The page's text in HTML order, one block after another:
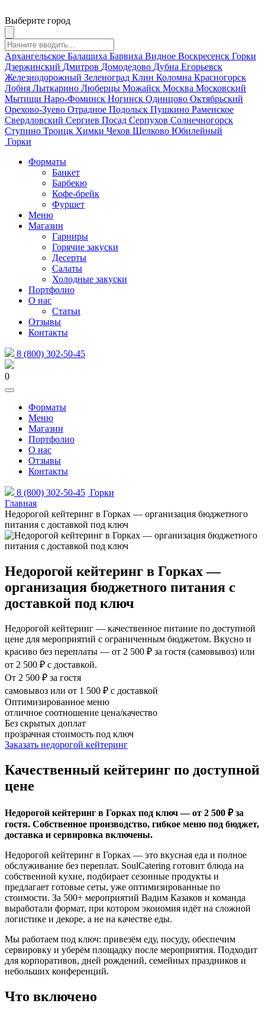
Выберите город
Архангельское Балашиха Барвиха Видное Воскресенск Горки
Дзержинский Дмитров Домодедово Дубна Егорьевск
Железнодорожный Зеленоград Клин Коломна Красногорск
Лобня Лыткарино Люберцы Можайск Москва Московский
Мытищи Наро-Фоминск Ногинск Одинцово Октябрьский
Орехово-Зуево Отрадное Подольск Пушкино Раменское
Свердловский Сергиев Посад Серпухов Солнечногорск
Ступино Троицк Химки Чехов Щелково Юбилейный
Горки
Форматы
Банкет
Барбекю
Кофе-брейк
Фуршет
Меню
Магазин
Гарниры
Горячие закуски
Десерты
Салаты
Холодные закуски
Портфолио
О нас
Статьи
Отзывы
Контакты
8 (800) 302-50-45
0
Форматы
Меню
Магазин
Портфолио
О нас
Отзывы
Контакты
8 (800) 302-50-45 Горки
Главная
Недорогой кейтеринг в Горках — организация бюджетного
питания с доставкой под ключ
Недорогой кейтеринг в Горках —
организация бюджетного питания с
доставкой под ключ
Недорогой кейтеринг — качественное питание по доступной
цене для мероприятий с ограниченным бюджетом. Вкусно и
красиво без переплаты — от 2 500 ₽ за гостя (самовывоз) или
от 2 500 ₽ с доставкой.
От 2 500 ₽ за гостя
самовывоз или от 1 500 ₽ с доставкой
Оптимизированное меню
отличное соотношение цена/качество
Без скрытых доплат
прозрачная стоимость под ключ
Заказать недорогой кейтеринг
Качественный кейтеринг по доступной
цене
Недорогой кейтеринг в Горках под ключ — от 2 500 ₽ за
гостя. Собственное производство, гибкое меню под бюджет,
доставка и сервировка включены.
Недорогой кейтеринг в Горках — это вкусная еда и полное
обслуживание без переплат. SoulCatering готовит блюда на
собственной кухне, подбирает сезонные продукты и
предлагает готовые сеты, уже оптимизированные по
стоимости. За 500+ мероприятий Вадим Казаков и команда
выработали формат, при котором экономия идёт на сложной
логистике и декоре, а не на качестве еды.
Мы работаем под ключ: привезём еду, посуду, обеспечим
сервировку и уберём площадку после мероприятия. Подходит
для корпоративов, дней рождений, семейных праздников и
небольших конференций.
Что включено